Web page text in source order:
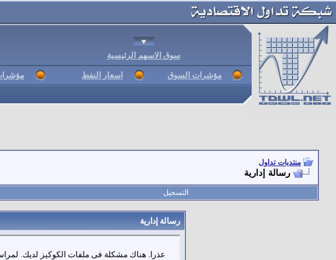
سوق الاسهم الرئيسية
مؤشرات السوق اسعار النفط
منتديات تداول
رسالة إدارية
التسجيل
رسالة إدارية
عذرا. هناك مشكلة فى ملفات الكوكيز لديك.